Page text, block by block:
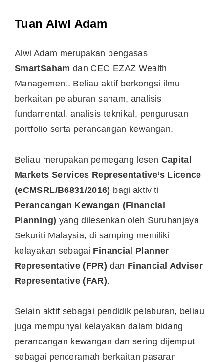
Tuan Alwi Adam
Alwi Adam merupakan pengasas
SmartSaham dan CEO EZAZ Wealth
Management. Beliau aktif berkongsi ilmu
berkaitan pelaburan saham, analisis
fundamental, analisis teknikal, pengurusan
portfolio serta perancangan kewangan.
Beliau merupakan pemegang lesen Capital
Markets Services Representative’s Licence
(eCMSRL/B6831/2016) bagi aktiviti
Perancangan Kewangan (Financial
Planning) yang dilesenkan oleh Suruhanjaya
Sekuriti Malaysia, di samping memiliki
kelayakan sebagai Financial Planner
Representative (FPR) dan Financial Adviser
Representative (FAR).
Selain aktif sebagai pendidik pelaburan, beliau
juga mempunyai kelayakan dalam bidang
perancangan kewangan dan sering dijemput
sebagai penceramah berkaitan pasaran